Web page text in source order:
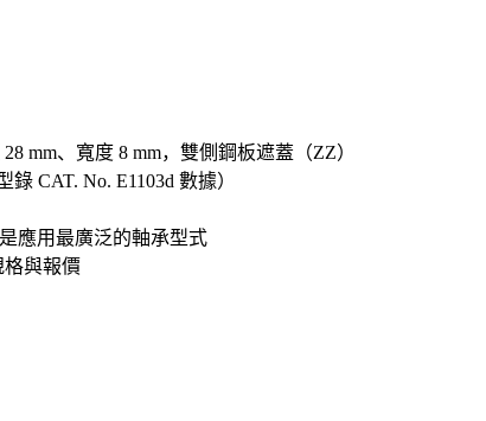
mm、寬度 8 mm，雙側鋼板遮蓋（ZZ）
CAT. No. E1103d 數據）
應用最廣泛的軸承型式
與報價